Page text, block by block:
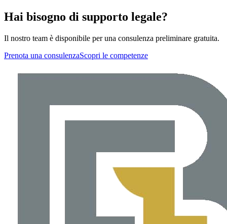
Hai bisogno di supporto legale?
Il nostro team è disponibile per una consulenza preliminare gratuita.
Prenota una consulenzaScopri le competenze